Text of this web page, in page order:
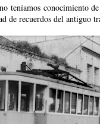
teníamos conocimiento
de recuerdos del antiguo